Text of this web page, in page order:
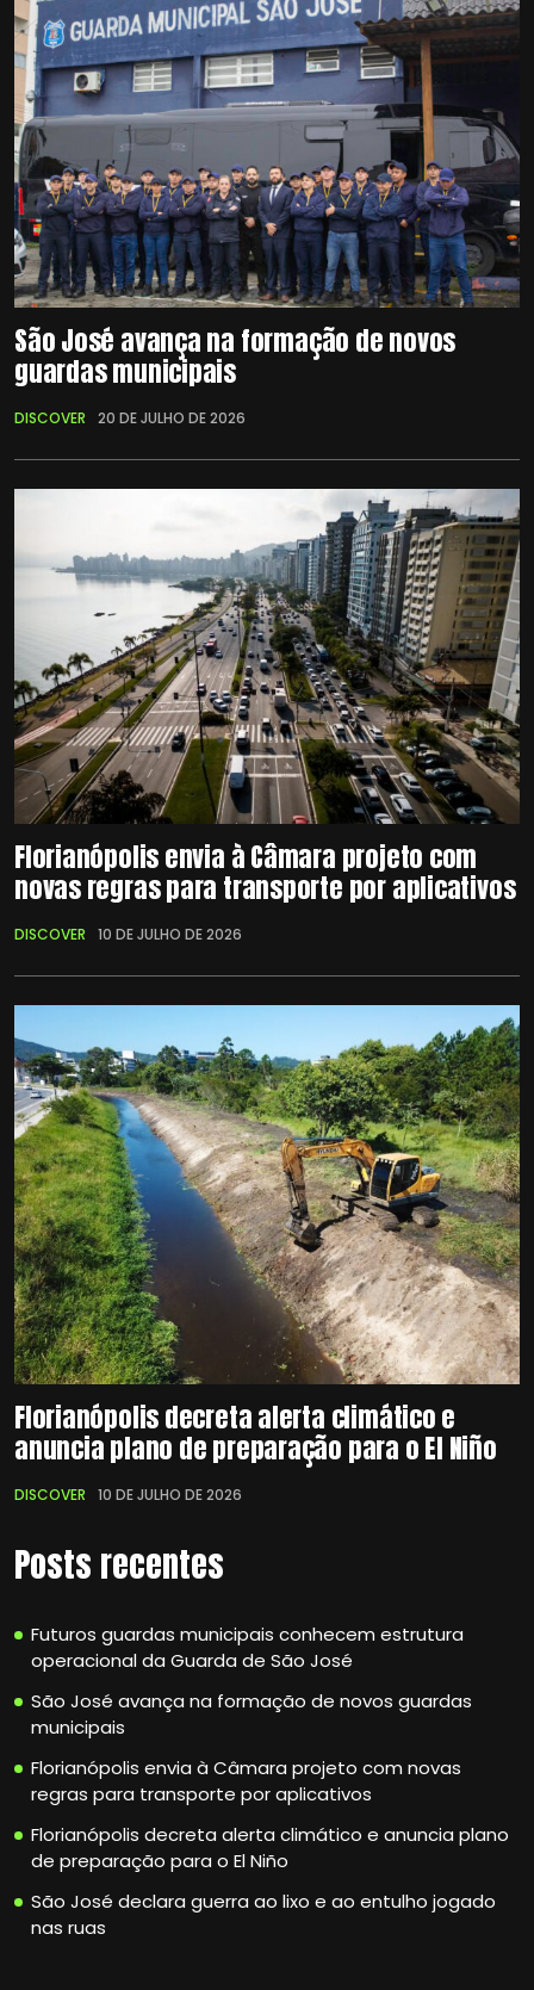
São José avança na formação de novos
guardas municipais
DISCOVER 20 DE JULHO DE 2026
Florianópolis envia à Câmara projeto com
novas regras para transporte por aplicativos
DISCOVER 10 DE JULHO DE 2026
Florianópolis decreta alerta climático e
anuncia plano de preparação para o El Niño
DISCOVER 10 DE JULHO DE 2026
Posts recentes
Futuros guardas municipais conhecem estrutura
operacional da Guarda de São José
São José avança na formação de novos guardas
municipais
Florianópolis envia à Câmara projeto com novas
regras para transporte por aplicativos
Florianópolis decreta alerta climático e anuncia plano
de preparação para o El Niño
São José declara guerra ao lixo e ao entulho jogado
nas ruas